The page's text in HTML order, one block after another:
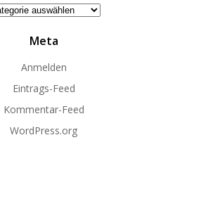
Meta
Anmelden
Eintrags-Feed
Kommentar-Feed
WordPress.org